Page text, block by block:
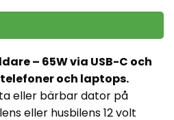
– 65W via USB-C och
och laptops.
eller bärbar dator på
eller husbilens 12 volt